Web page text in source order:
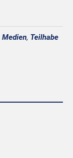
Medien, Teilhabe